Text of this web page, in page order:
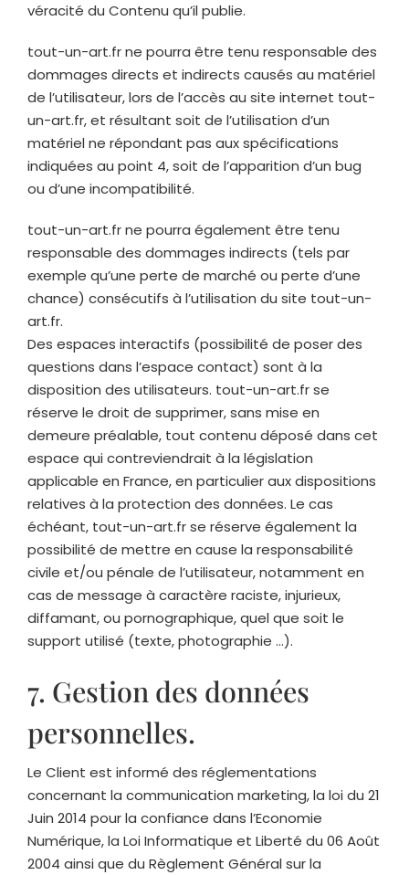
véracité du Contenu qu’il publie.
tout-un-art.frne pourra être tenu responsable des
dommages directs et indirects causés au matériel
de l’utilisateur, lors de l’accès au site internet tout-
un-art.fr, et résultant soit de l’utilisation d’un
matériel ne répondant pas aux spécifications
indiquées au point 4, soit de l’apparition d’un bug
ou d’une incompatibilité.
tout-un-art.frne pourra également être tenu
responsable des dommages indirects (tels par
exemple qu’une perte de marché ou perte d’une
chance) consécutifs à l’utilisation du site tout-un-
art.fr.
Des espaces interactifs (possibilité de poser des
questions dans l’espace contact) sont à la
disposition des utilisateurs. tout-un-art.frse
réserve le droit de supprimer, sans mise en
demeure préalable, tout contenu déposé dans cet
espace qui contreviendrait à la législation
applicable en France, en particulier aux dispositions
relatives à la protection des données. Le cas
échéant, tout-un-art.frse réserve également la
possibilité de mettre en cause la responsabilité
civile et/ou pénale de l’utilisateur, notamment en
cas de message à caractère raciste, injurieux,
diffamant, ou pornographique, quel que soit le
support utilisé (texte, photographie …).
7. Gestion des données
personnelles.
Le Client est informé des réglementations
concernant la communication marketing, la loi du 21
Juin 2014 pour la confiance dans l’Economie
Numérique, la Loi Informatique et Liberté du 06 Août
2004 ainsi que du Règlement Général sur la